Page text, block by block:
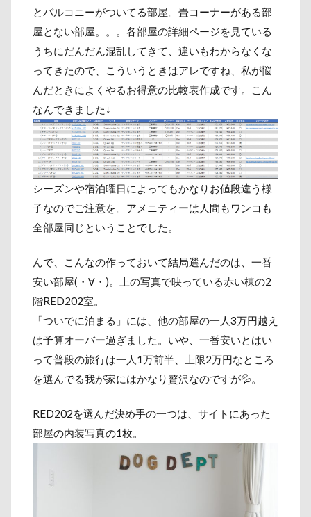
とバルコニーがついてる部屋。畳コーナーがある部
屋とない部屋。。。各部屋の詳細ページを見ている
うちにだんだん混乱してきて、違いもわからなくな
ってきたので、こういうときはアレですね、私が悩
んだときによくやるお得意の比較表作成です。こん
なんできました↓
シーズンや宿泊曜日によってもかなりお値段違う様
子なのでご注意を。アメニティーは人間もワンコも
全部屋同じということでした。
んで、こんなの作っておいて結局選んだのは、一番
安い部屋(・∀・)。上の写真で映っている赤い棟の2
階RED202室。
「ついでに泊まる」には、他の部屋の一人3万円越え
は予算オーバー過ぎました。いや、一番安いとはい
って普段の旅行は一人1万前半、上限2万円なところ
を選んでる我が家にはかなり贅沢なのですが💦。
RED202を選んだ決め手の一つは、サイトにあった
部屋の内装写真の1枚。
巾着田
川越市 川口市 川
嵐山町
嵐山渓谷
島忠ホームズ 岳くん
岩畳
山梨市
小松菜 山北町
山中湖村
山中湖
山下公園 展望台
屋内ドッグラン
居酒屋
小谷流の里ドギーズアイランド
小芝風花
小矢部市 宮城県
室内遊び
名前の由来
土手 夕陽 夏対策
変顔
壁紙
壁 増税前 埼玉県
地震
土田トレーナー
国営武蔵丘陵森林公園
外耳炎
国営みちのく杜の湖畔公園
困惑顔
噛み噛み
哀愁
吾妻郡 吹き出し皿
室内トレーニング
天空の遊覧カート
実はすごい
宇宙兄弟
子犬のワルツ
嬬恋村
妖怪アンテナ
奇跡体験！アンビリーバボー
太閤山ランド
天狗山プレイランド
夢の島
天然記念物
大脱出 大福
大物説
大満足
大島屋 大宮区
大宮公園
大和町
夢愛ちゃん
年賀状
ペロペロ
ホームセンター